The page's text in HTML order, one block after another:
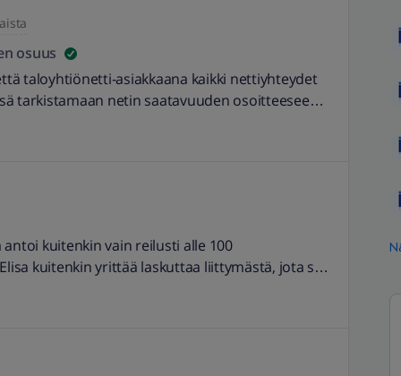
osuus
taloyhtiönetti-asiakkaana kaikki nettiyhteydet
tarkistamaan netin saatavuuden osoitteeseeni
ja -32%- alennukset..? Jos olisin muokannut
-50% alennusta. Eli mikähän tässä? Jotenkin
kuitenkin vain reilusti alle 100
kuitenkin yrittää laskuttaa liittymästä, jota se
ei ole. Erillaiset chatit päätyvät virheeseen.
tekemällä? Kokemuksia? EDIT: